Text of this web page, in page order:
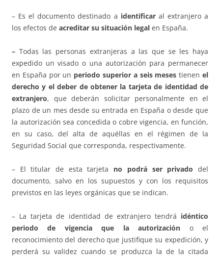
– Es el documento destinado a identificaral extranjero a
los efectos de acreditar su situación legal en España.
– Todas las personas extranjeras a las que se les haya
expedido un visado o una autorización para permanecer
en España por un periodo superior a seis meses tienenel
derecho y el deber de obtener la tarjeta de identidad de
extranjero, que deberán solicitar personalmente en el
plazo de un mes desde su entrada en España o desde que
la autorización sea concedida o cobre vigencia, en función,
en su caso, del alta de aquéllas en el régimen de la
Seguridad Social que corresponda, respectivamente.
– El titular de esta tarjeta no podrá ser privado del
documento, salvo en los supuestos y con los requisitos
previstos en las leyes orgánicas que se indican.
– La tarjeta de identidad de extranjero tendrá idéntico
periodo de vigencia que la autorización o el
reconocimiento del derecho que justifique su expedición, y
perderá su validez cuando se produzca la de la citada